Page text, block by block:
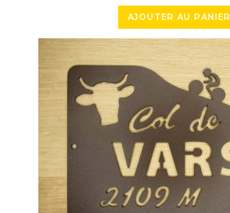
AJOUTER AU PANIER